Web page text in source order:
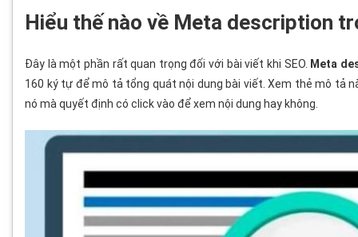
Hiểu thế nào về Meta description
Đây là một phần rất quan trọng đối với bài viết khi SEO. Meta
160 ký tự để mô tả tổng quát nội dung bài viết. Xem thẻ mô tả
nó mà quyết định có click vào để xem nội dung hay không.